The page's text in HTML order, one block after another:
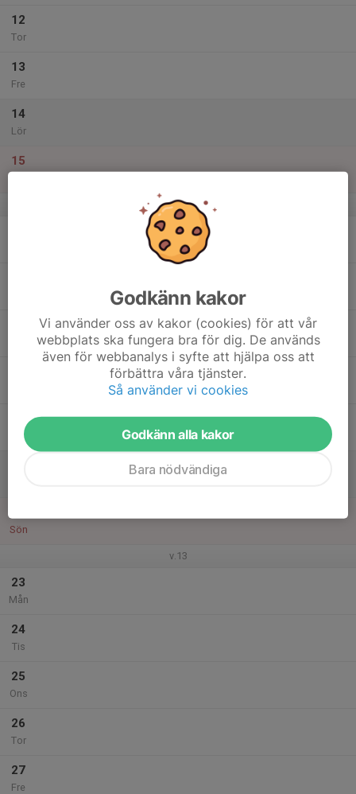
12
Tor
13
Fre
14
Lör
15
v.12
Fre
Sön
v.13
23
Mån
24
Tis
25
Ons
26
Tor
27
Fre
Godkänn kakor
Vi använder oss av kakor (cookies) för att vår
webbplats ska fungera bra för dig. De används
även för webbanalys i syfte att hjälpa oss att
förbättra våra tjänster.
Så använder vi cookies
Godkänn alla kakor
Bara nödvändiga